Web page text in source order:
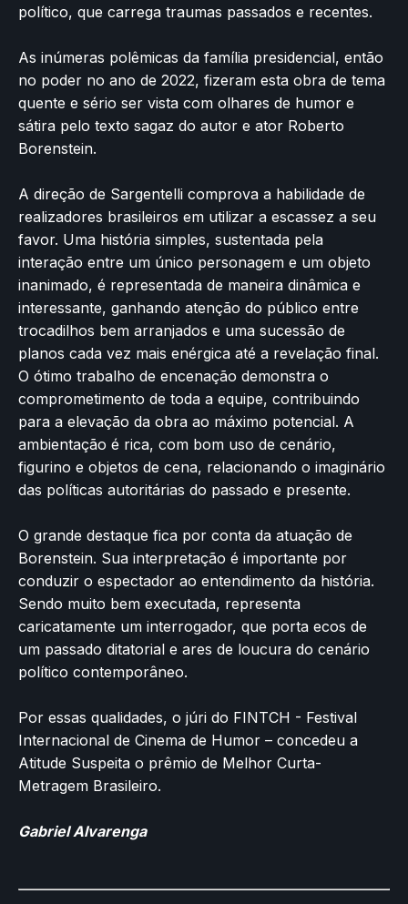
político, que carrega traumas passados e recentes.
As inúmeras polêmicas da família presidencial, então
no poder no ano de 2022, fizeram esta obra de tema
quente e sério ser vista com olhares de humor e
sátira pelo texto sagaz do autor e ator Roberto
Borenstein.
A direção de Sargentelli comprova a habilidade de
realizadores brasileiros em utilizar a escassez a seu
favor. Uma história simples, sustentada pela
interação entre um único personagem e um objeto
inanimado, é representada de maneira dinâmica e
interessante, ganhando atenção do público entre
trocadilhos bem arranjados e uma sucessão de
planos cada vez mais enérgica até a revelação final.
O ótimo trabalho de encenação demonstra o
comprometimento de toda a equipe, contribuindo
para a elevação da obra ao máximo potencial. A
ambientação é rica, com bom uso de cenário,
figurino e objetos de cena, relacionando o imaginário
das políticas autoritárias do passado e presente.
O grande destaque fica por conta da atuação de
Borenstein. Sua interpretação é importante por
conduzir o espectador ao entendimento da história.
Sendo muito bem executada, representa
caricatamente um interrogador, que porta ecos de
um passado ditatorial e ares de loucura do cenário
político contemporâneo.
Por essas qualidades, o júri do FINTCH - Festival
Internacional de Cinema de Humor – concedeu a
Atitude Suspeita o prêmio de Melhor Curta-
Metragem Brasileiro.
Gabriel Alvarenga